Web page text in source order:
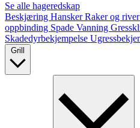
Se alle hageredskap
Beskjæring HanskerRaker og river
oppbinding Spade Vanning
Skadedyrbekjempelse